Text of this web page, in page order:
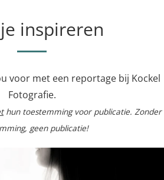
inspireren
voor met een reportage bij Kockel
Fotografie.
hun toestemming voor publicatie. Zonder
geen publicatie!